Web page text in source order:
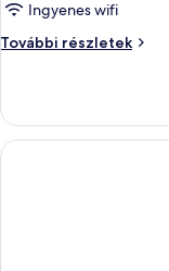
Ingyenes wifi
További részletek
Szoba